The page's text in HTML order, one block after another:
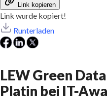
Link kopieren
Link wurde kopiert!
Runterladen
LEW Green
Platin bei IT-